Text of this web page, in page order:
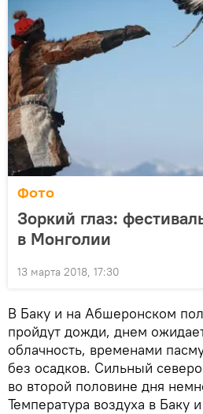
Фото
Зоркий глаз:
в Монголии
13 марта 2018, 17:30
В Баку и на Абшеронском
пройдут дожди, днем
облачность, временами
без осадков. Сильный
во второй половине дня
Температура воздуха в